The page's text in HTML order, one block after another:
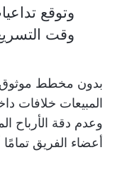
وتوقع
وقت
بدون مخطط موثوق
المبيعات خلافات
أعضاء الفريق